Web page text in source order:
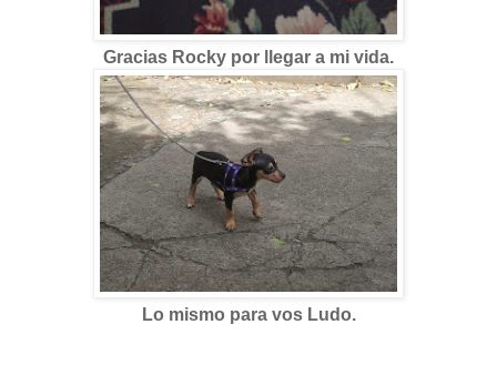
Gracias Rocky por llegar a mi vida.
Lo mismo para vos Ludo.